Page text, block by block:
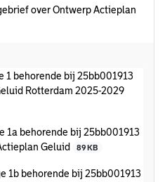
over Ontwerp Actieplan
1 behorende bij 25bb001913
Rotterdam 2025-2029
1a behorende bij 25bb001913
Geluid
89 KB
1b behorende bij 25bb001913